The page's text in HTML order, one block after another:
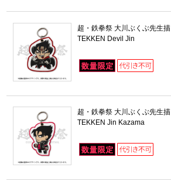
超・鉄拳祭 大川ぶくぶ先生
TEKKEN Devil Jin
超・鉄拳祭 大川ぶくぶ先生
TEKKEN Jin Kazama